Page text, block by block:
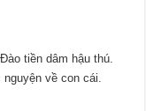
tiền dâm hậu thú.
về con cái.